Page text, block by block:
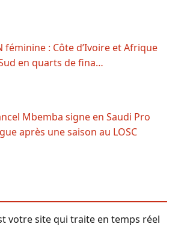
féminine : Côte d’Ivoire et Afrique
en quarts de fina…
Mbemba signe en Saudi Pro
après une saison au LOSC
votre site qui traite en temps réel